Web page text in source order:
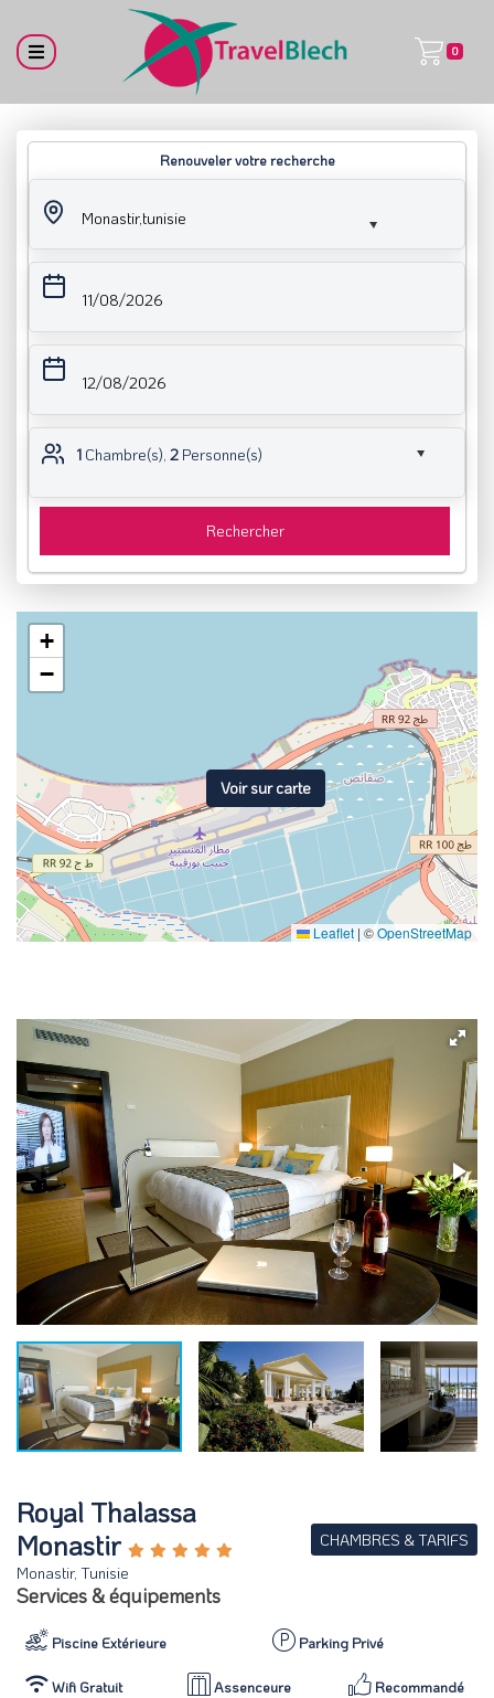
0
Renouveler votre recherche
Monastir,tunisie
11/08/2026
12/08/2026
1 Chambre(s),2 Personne(s)
Rechercher
+
−
Leaflet | ©OpenStreetMap
Voir sur carte
Royal Thalassa
Monastir
Monastir, Tunisie
CHAMBRES & TARIFS
Services & équipements
Piscine Extérieure Parking Privé
Wifi Gratuit Assenceure Recommandé